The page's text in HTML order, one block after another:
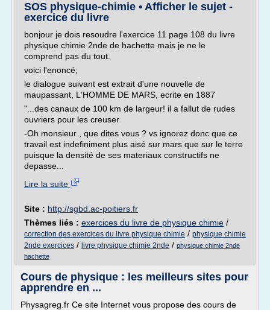
SOS physique-chimie • Afficher le sujet -
exercice du livre
bonjour je dois resoudre l'exercice 11 page 108 du livre
physique chimie 2nde de hachette mais je ne le
comprend pas du tout.
voici l'enoncé;
le dialogue suivant est extrait d'une nouvelle de
maupassant, L'HOMME DE MARS, ecrite en 1887
"...des canaux de 100 km de largeur! il a fallut de rudes
ouvriers pour les creuser
-Oh monsieur , que dites vous ? vs ignorez donc que ce
travail est indefiniment plus aisé sur mars que sur le terre
puisque la densité de ses materiaux constructifs ne
depasse...
Lire la suite
Site : http://sgbd.ac-poitiers.fr
Thèmes liés : exercices du livre de physique chimie /
correction des exercices du livre physique chimie / physique chimie
2nde exercices / livre physique chimie 2nde / physique chimie 2nde
hachette
Cours de physique : les meilleurs sites pour
apprendre en ...
Physagreg.fr Ce site Internet vous propose des cours de